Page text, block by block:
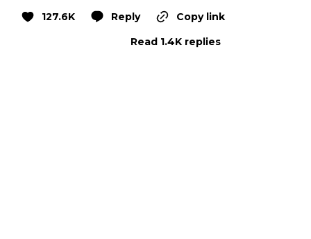
127.6K Reply
Copy link
Read 1.4K replies